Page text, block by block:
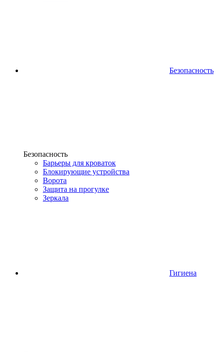
Безопасность
Безопасность
Барьеры для кроваток
Блокирующие устройства
Ворота
Защита на прогулке
Зеркала
Гигиена